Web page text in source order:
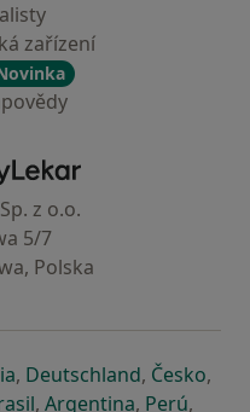
zařízení
- Hlavní stránka
z o.o.
5/7
Polska
záložce
v nové záložce
se otevře v nové záložce
, Deutschlandse otevře v
, Českose
,
v nové záložce
v nové záložce
se otevře v nové
, Argentinase otevře v
, Perúse
,